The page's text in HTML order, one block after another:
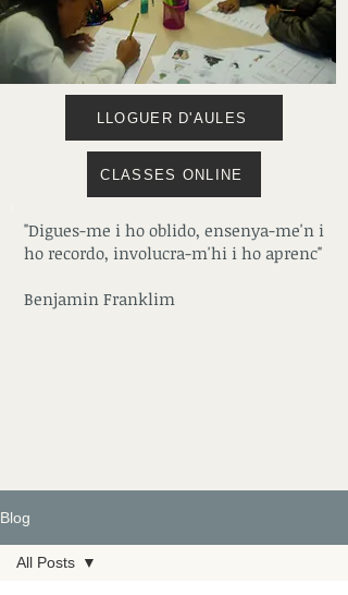
LLOGUER D'AULES
CLASSES ONLINE
"Digues-me i ho oblido, ensenya-me'n i
ho recordo, involucra-m'hi i ho aprenc"
Benjamin Franklim
Blog
All Posts